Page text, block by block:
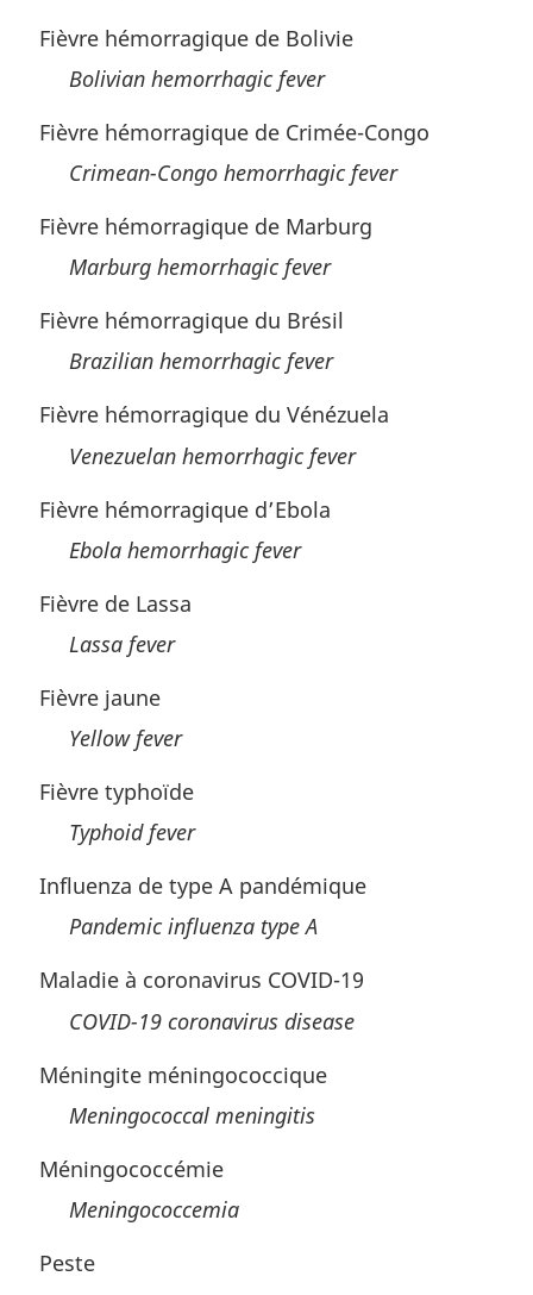
Fièvre hémorragique de Bolivie
Bolivian hemorrhagic fever
Fièvre hémorragique de Crimée-Congo
Crimean-Congo hemorrhagic fever
Fièvre hémorragique de Marburg
Marburg hemorrhagic fever
Fièvre hémorragique du Brésil
Brazilian hemorrhagic fever
Fièvre hémorragique du Vénézuela
Venezuelan hemorrhagic fever
Fièvre hémorragique d’Ebola
Ebola hemorrhagic fever
Fièvre de Lassa
Lassa fever
Fièvre jaune
Yellow fever
Fièvre typhoïde
Typhoid fever
Influenza de type A pandémique
Pandemic influenza type A
Maladie à coronavirus COVID-19
COVID-19 coronavirus disease
Méningite méningococcique
Meningococcal meningitis
Méningococcémie
Meningococcemia
Peste